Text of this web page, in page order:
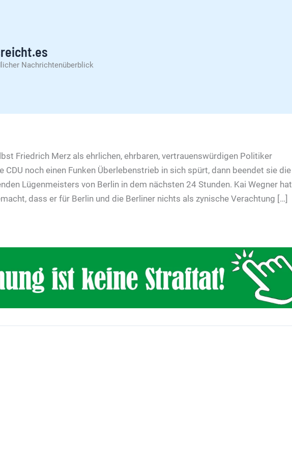
Nachrichtenüberblick
Friedrich Merz als ehrlichen, ehrbaren, vertrauenswürdigen Politiker
CDU noch einen Funken Überlebenstrieb in sich spürt, dann beendet sie die
Lügenmeisters von Berlin in dem nächsten 24 Stunden. Kai Wegner hat
dass er für Berlin und die Berliner nichts als zynische Verachtung […]